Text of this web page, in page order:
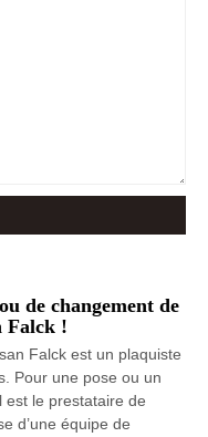
de changement de
Falck !
Falck est un plaquiste
Pour une pose ou un
est le prestataire de
d’une équipe de